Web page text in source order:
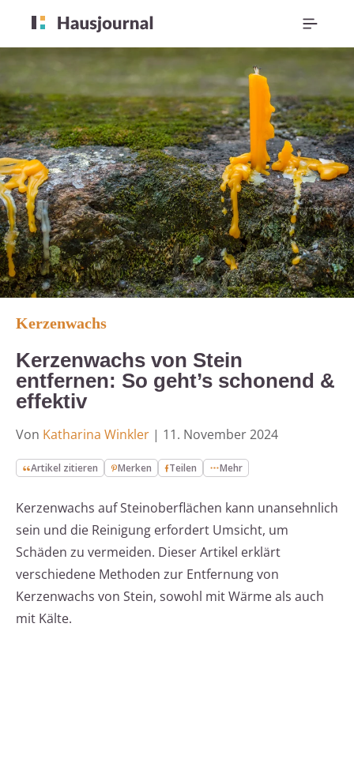
Kerzenwachs
Kerzenwachs von Stein
entfernen: So geht’s schonend &
effektiv
Von Katharina Winkler | 11. November 2024
Artikel zitieren Merken Teilen Mehr
Kerzenwachs auf Steinoberflächen kann unansehnlich
sein und die Reinigung erfordert Umsicht, um
Schäden zu vermeiden. Dieser Artikel erklärt
verschiedene Methoden zur Entfernung von
Kerzenwachs von Stein, sowohl mit Wärme als auch
mit Kälte.